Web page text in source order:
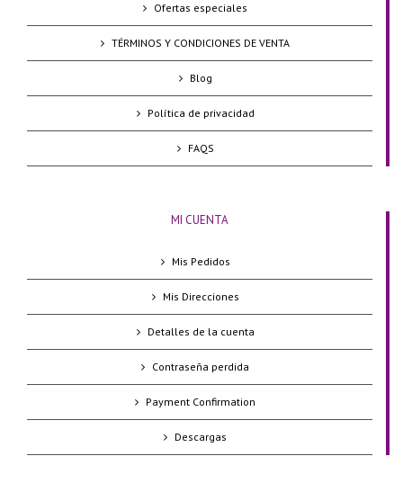
Ofertas especiales
TÉRMINOS Y CONDICIONES DE VENTA
Blog
Política de privacidad
FAQS
MI CUENTA
Mis Pedidos
Mis Direcciones
Detalles de la cuenta
Contraseña perdida
Payment Confirmation
Descargas